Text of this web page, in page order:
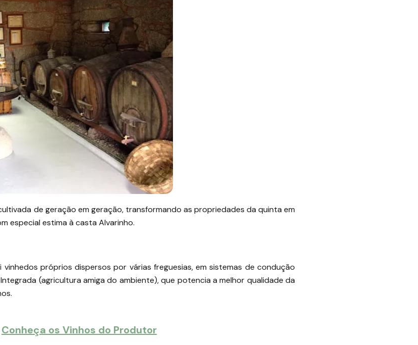
de geração em geração, transformando as propriedades da quinta em
especial estima à casta Alvarinho.
vinhedos próprios dispersos por várias freguesias, em sistemas de condução
(agricultura amiga do ambiente), que potencia a melhor qualidade da
Conheça os Vinhos do Produtor